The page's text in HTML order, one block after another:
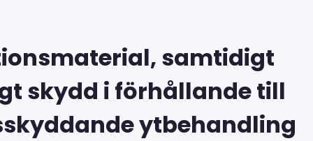
samtidigt
skydd i förhållande till
ytbehandling